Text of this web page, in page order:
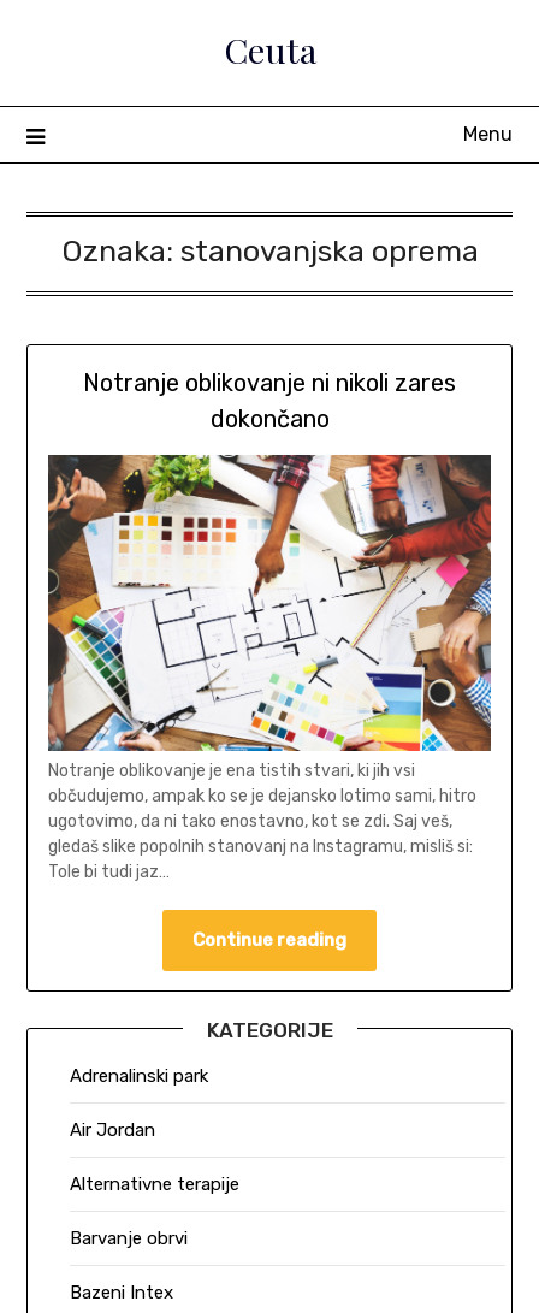
Ceuta
Menu
Oznaka: stanovanjska oprema
Notranje oblikovanje ni nikoli zares
dokončano
Notranje oblikovanje je ena tistih stvari, ki jih vsi
občudujemo, ampak ko se je dejansko lotimo sami, hitro
ugotovimo, da ni tako enostavno, kot se zdi. Saj veš,
gledaš slike popolnih stanovanj na Instagramu, misliš si:
Tole bi tudi jaz…
Continue reading
KATEGORIJE
Adrenalinski park
Air Jordan
Alternativne terapije
Barvanje obrvi
Bazeni Intex